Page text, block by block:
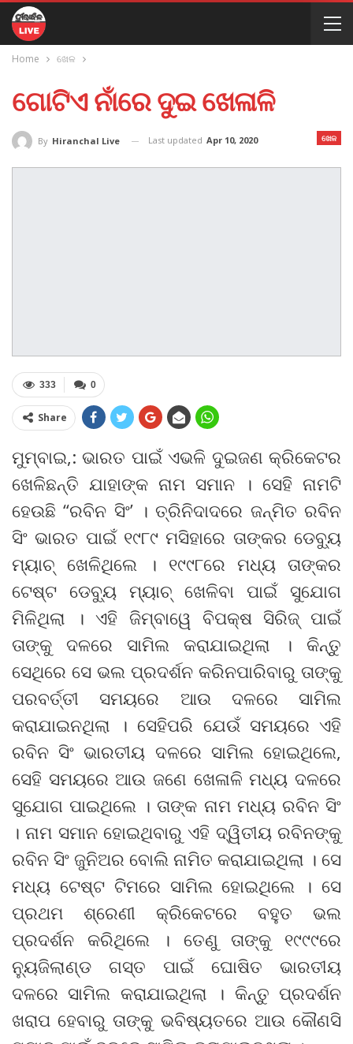
Home ଖେଳ
ଗୋଟିଏ ନାଁରେ ଦୁଇ ଖେଳାଳି
ଖେଳ
By Hiranchal Live Last updated Apr 10, 2020
0
333
Share
ମୁମ୍ବାଇ,: ଭାରତ ପାଇଁ ଏଭଳି ଦୁଇଜଣ କ୍ରିକେଟର
ଖେଳିଛନ୍ତି ଯାହାଙ୍କ ନାମ ସମାନ । ସେହି ନାମଟି
ହେଉଛି “ରବିନ ସିଂ’ । ତ୍ରିନିଦାଦରେ ଜନ୍ମିତ ରବିନ
ସିଂ ଭାରତ ପାଇଁ ୧୯୮୯ ମସିହାରେ ତାଙ୍କର ଡେବ୍ୟୁ
ମ୍ୟାଚ୍ ଖେଳିଥିଲେ । ୧୯୯୮ରେ ମଧ୍ୟ ତାଙ୍କର
ଟେଷ୍ଟ ଡେବ୍ୟୁ ମ୍ୟାଚ୍ ଖେଳିବା ପାଇଁ ସୁଯୋଗ
ମିଳିଥିଲା । ଏହି ଜିମ୍ବାୱେ ବିପକ୍ଷ ସିରିଜ୍ ପାଇଁ
ତାଙ୍କୁ ଦଳରେ ସାମିଲ କରାଯାଇଥିଲା । କିନ୍ତୁ
ସେଥିରେ ସେ ଭଲ ପ୍ରଦର୍ଶନ କରିନପାରିବାରୁ ତାଙ୍କୁ
ପରବର୍ତ୍ତୀ ସମୟରେ ଆଉ ଦଳରେ ସାମିଲ
କରାଯାଇନଥିଲା । ସେହିପରି ଯେଉଁ ସମୟରେ ଏହି
ରବିନ ସିଂ ଭାରତୀୟ ଦଳରେ ସାମିଲ ହୋଇଥିଲେ,
ସେହି ସମୟରେ ଆଉ ଜଣେ ଖେଳାଳି ମଧ୍ୟ ଦଳରେ
ସୁଯୋଗ ପାଇଥିଲେ । ତାଙ୍କ ନାମ ମଧ୍ୟ ରବିନ ସିଂ
। ନାମ ସମାନ ହୋଇଥିବାରୁ ଏହି ଦ୍ୱିତୀୟ ରବିନଙ୍କୁ
ରବିନ ସିଂ ଜୁନିଅର ବୋଲି ନାମିତ କରାଯାଇଥିଲା । ସେ
ମଧ୍ୟ ଟେଷ୍ଟ ଟିମରେ ସାମିଲ ହୋଇଥିଲେ । ସେ
ପ୍ରଥମ ଶ୍ରେଣୀ କ୍ରିକେଟରେ ବହୁତ ଭଲ
ପ୍ରଦର୍ଶନ କରିଥିଲେ । ତେଣୁ ତାଙ୍କୁ ୧୯୯୯ରେ
ନ୍ୟୁଜିଲାଣ୍ଡ ଗସ୍ତ ପାଇଁ ଘୋଷିତ ଭାରତୀୟ
ଦଳରେ ସାମିଲ କରାଯାଇଥିଲା । କିନ୍ତୁ ପ୍ରଦର୍ଶନ
ଖରାପ ହେବାରୁ ତାଙ୍କୁ ଭବିଷ୍ୟତରେ ଆଉ କୌଣସି